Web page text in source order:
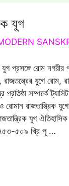
যুগ
যুগ প্রসঙ্গে রোম নগরীর
রাজতন্ত্রের যুগে রোম,
প্রতিষ্ঠা সম্পর্কে
ও রোমান রাজতান্ত্রিক
যুগ
৭৫৩-৫০৯ খ্রি পূ …